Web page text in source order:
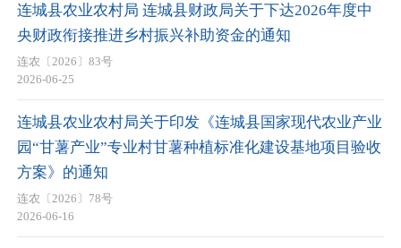
连城县农业农村局 连城县财政局关于下达2026年度中
央财政衔接推进乡村振兴补助资金的通知
连农〔2026〕83号
2026-06-25
连城县农业农村局关于印发《连城县国家现代农业产业
园“甘薯产业”专业村甘薯种植标准化建设基地项目验收
方案》的通知
连农〔2026〕78号
2026-06-16